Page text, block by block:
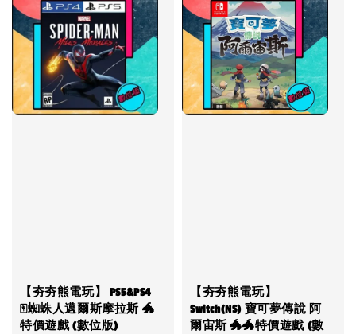
【夯夯熊電玩】 PS5&PS4
🀄蜘蛛人邁爾斯摩拉斯 🐲
特價遊戲 (數位版)
【夯夯熊電玩】
Switch(NS) 寶可夢傳說 阿
爾宙斯 🐲🐲特價遊戲 (數